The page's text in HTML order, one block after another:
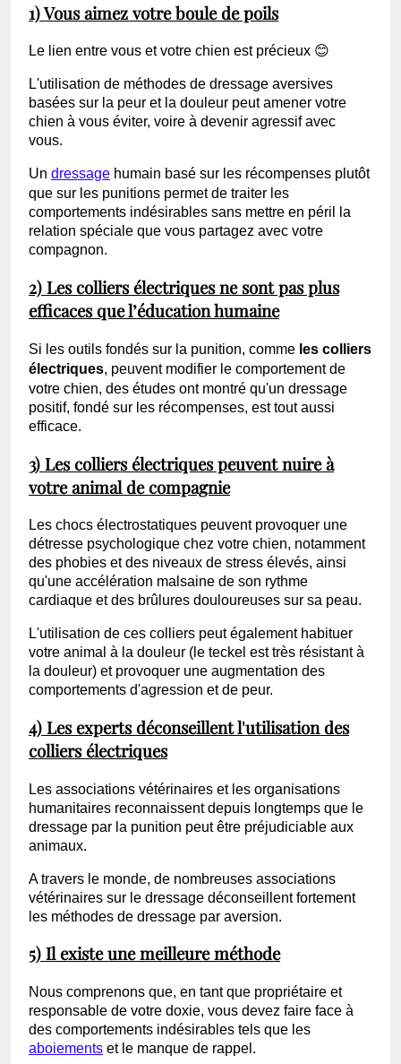
1) Vous aimez votre boule de poils
Le lien entre vous et votre chien est précieux 😊
L'utilisation de méthodes de dressage aversives
basées sur la peur et la douleur peut amener votre
chien à vous éviter, voire à devenir agressif avec
vous.
Un dressage humain basé sur les récompenses plutôt
que sur les punitions permet de traiter les
comportements indésirables sans mettre en péril la
relation spéciale que vous partagez avec votre
compagnon.
2) Les colliers électriques ne sont pas plus
efficaces que l’éducation humaine
Si les outils fondés sur la punition, comme les colliers
électriques, peuvent modifier le comportement de
votre chien, des études ont montré qu'un dressage
positif, fondé sur les récompenses, est tout aussi
efficace.
3) Les colliers électriques peuvent nuire à
votre animal de compagnie
Les chocs électrostatiques peuvent provoquer une
détresse psychologique chez votre chien, notamment
des phobies et des niveaux de stress élevés, ainsi
qu'une accélération malsaine de son rythme
cardiaque et des brûlures douloureuses sur sa peau.
L'utilisation de ces colliers peut également habituer
votre animal à la douleur (le teckel est très résistant à
la douleur) et provoquer une augmentation des
comportements d'agression et de peur.
4) Les experts déconseillent l'utilisation des
colliers électriques
Les associations vétérinaires et les organisations
humanitaires reconnaissent depuis longtemps que le
dressage par la punition peut être préjudiciable aux
animaux.
A travers le monde, de nombreuses associations
vétérinaires sur le dressage déconseillent fortement
les méthodes de dressage par aversion.
5) Il existe une meilleure méthode
Nous comprenons que, en tant que propriétaire et
responsable de votre doxie, vous devez faire face à
des comportements indésirables tels que les
aboiements et le manque de rappel.